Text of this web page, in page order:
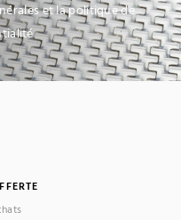
et la politique de